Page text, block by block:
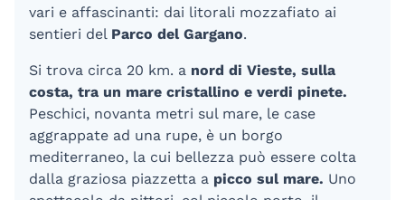
vari e affascinanti: dai litorali mozzafiato ai
sentieri del Parco del Gargano.
Si trova circa 20 km. a nord di Vieste, sulla
costa, tra un mare cristallino e verdi pinete.
Peschici, novanta metri sul mare, le case
aggrappate ad una rupe, è un borgo
mediterraneo, la cui bellezza può essere colta
dalla graziosa piazzetta a picco sul mare. Uno